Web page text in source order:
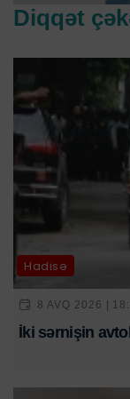
Diqqət
Hadisə
8 AVQ 2026 |
İki sərnişin